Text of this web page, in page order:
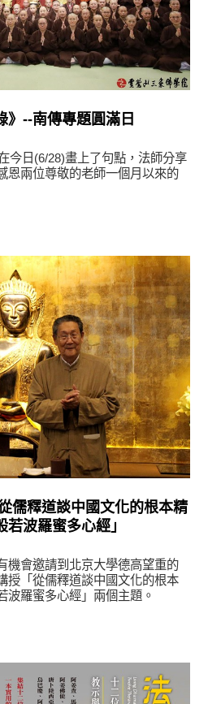
》--南傳專題圓滿日
今日(6/28)畫上了句點，法師分享
恩兩位尊敬的老師一個月以來的
儒釋道談中國文化的根本精
波羅蜜多心經」
機會邀請到北京大學德高望重的
授「從儒釋道談中國文化的根本
波羅蜜多心經」兩個主題。
學習分享
悅讀書香